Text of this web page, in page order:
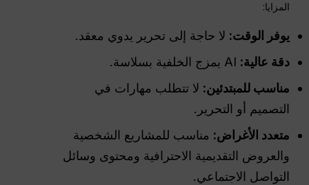
المزايا:
يوفر الوقت: لا حاجة إلى تحرير يدوي معقد.
دقة عالية:
مناسب للمبتدئين: لا تتطلب مهارات في
التصميم أو التحرير.
متعدد الأغراض: مناسب للمشاريع الشخصية
والعروض التقديمية الاحترافية ومحتوى وسائل
التواصل الاجتماعي.